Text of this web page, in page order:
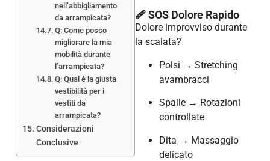
nell’abbigliamento
da arrampicata?
Q: Come posso
migliorare la mia
mobilità durante
l’arrampicata?
Q: Qual è la giusta
vestibilità per i
vestiti da
arrampicata?
Considerazioni
Conclusive
🩹 SOS Dolore Rapido
Dolore improvviso durante
la scalata?
Polsi → Stretching
avambracci
Spalle → Rotazioni
controllate
Dita → Massaggio
delicato